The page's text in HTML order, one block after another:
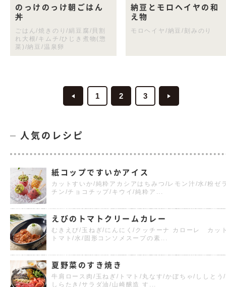
のっけのっけ朝ごはん
丼
ごはん/焼きのり/絹豆腐/貝割
れ大根/キムチ/ひじき煮物(惣
菜)/納豆/温泉卵
納豆とモロヘイヤの和
え物
モロヘイヤ/納豆/刻みのり
1 2 3
人気のレシピ
紙コップですいかアイス
カットすいか/純粋アカシアはちみつ/レモン汁/水/粉ゼ
チン/チョコチップ/キウイ/純粋ア...
えびのトマトクリームカレー
むきえび/玉ねぎ/にんにく/クッチーナ カローレ カッ
トマト/水/固形コンソメスープの素...
夏野菜のすき焼き
牛肩ロース肉/玉ねぎ/トマト/丸なす/かぼちゃ/ししとう/
しらたき/サラダ油/山崎醸造 す...